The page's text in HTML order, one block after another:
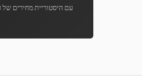
עם היסטוריית מחירים